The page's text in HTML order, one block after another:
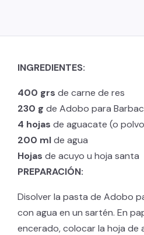
INGREDIENTES:
400 grs de carne de res
230 g de Adobo para
4 hojas de aguacate (o
200 mlde agua
Hojas de acuyo u hoja santa
PREPARACIÓN:
Disolver la pasta de Adobo
con agua en un sartén. En
encerado, colocar la hoja de